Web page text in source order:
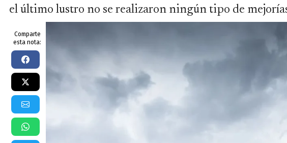
el último lustro no se realizaron ningún tipo de
Comparte
esta nota: